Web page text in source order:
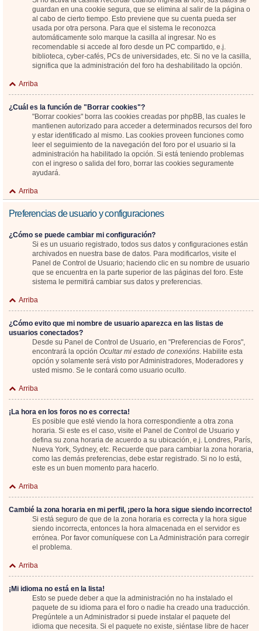
guardan en una cookie segura, que se elimina al salir de la página o
al cabo de cierto tiempo. Esto previene que su cuenta pueda ser
usada por otra persona. Para que el sistema le reconozca
automáticamente solo marque la casilla al ingresar. No es
recomendable si accede al foro desde un PC compartido, e.j.
biblioteca, cyber-cafés, PCs de universidades, etc. Si no ve la casilla,
significa que la administración del foro ha deshabilitado la opción.
Arriba
¿Cuál es la función de "Borrar cookies"?
"Borrar cookies" borra las cookies creadas por phpBB, las cuales le
mantienen autorizado para acceder a determinados recursos del foro
y estar identificado al mismo. Las cookies proveen funciones como
leer el seguimiento de la navegación del foro por el usuario si la
administración ha habilitado la opción. Si está teniendo problemas
con el ingreso o salida del foro, borrar las cookies seguramente
ayudará.
Arriba
Preferencias de usuario y configuraciones
¿Cómo se puede cambiar mi configuración?
Si es un usuario registrado, todos sus datos y configuraciones están
archivados en nuestra base de datos. Para modificarlos, visite el
Panel de Control de Usuario; haciendo clic en su nombre de usuario
que se encuentra en la parte superior de las páginas del foro. Este
sistema le permitirá cambiar sus datos y preferencias.
Arriba
¿Cómo evito que mi nombre de usuario aparezca en las listas de
usuarios conectados?
Desde su Panel de Control de Usuario, en "Preferencias de Foros",
encontrará la opción Ocultar mi estado de conexións. Habilite esta
opción y solamente será visto por Administradores, Moderadores y
usted mismo. Se le contará como usuario oculto.
Arriba
¡La hora en los foros no es correcta!
Es posible que esté viendo la hora correspondiente a otra zona
horaria. Si este es el caso, visite el Panel de Control de Usuario y
defina su zona horaria de acuerdo a su ubicación, e.j. Londres, París,
Nueva York, Sydney, etc. Recuerde que para cambiar la zona horaria,
como las demás preferencias, debe estar registrado. Si no lo está,
este es un buen momento para hacerlo.
Arriba
Cambié la zona horaria en mi perfil, ¡pero la hora sigue siendo incorrecto!
Si está seguro de que de la zona horaria es correcta y la hora sigue
siendo incorrecta, entonces la hora almacenada en el servidor es
errónea. Por favor comuníquese con La Administración para corregir
el problema.
Arriba
¡Mi idioma no está en la lista!
Esto se puede deber a que la administración no ha instalado el
paquete de su idioma para el foro o nadie ha creado una traducción.
Pregúntele a un Administrador si puede instalar el paquete del
idioma que necesita. Si el paquete no existe, siéntase libre de hacer